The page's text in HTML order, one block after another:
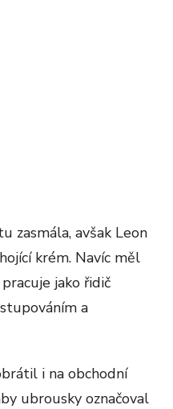
zasmála, avšak Leon
krém. Navíc měl
jako řidič
a
i na obchodní
ubrousky označoval